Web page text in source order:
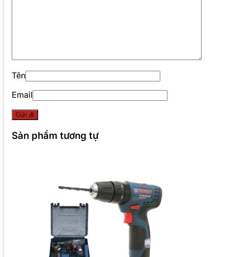
Tên
Email
Sản phẩm tương tự